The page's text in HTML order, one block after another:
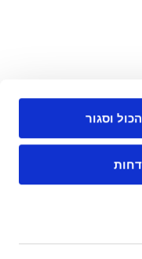
וסגור